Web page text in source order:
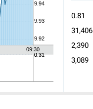
0.81
31,406
2,390
3,089